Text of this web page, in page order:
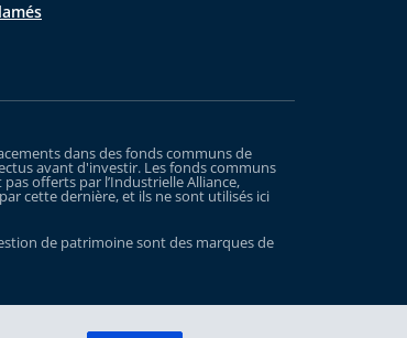
dans des fonds communs de
avant d'investir. Les fonds communs
offerts par l’Industrielle Alliance,
cette dernière, et ils ne sont utilisés ici
de patrimoine sont des marques de